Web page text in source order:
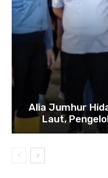
Alia Jumhur
Laut,